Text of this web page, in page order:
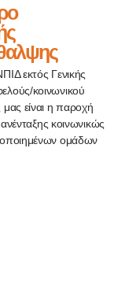
εκτός Γενικής
κοινωνικού
είναι η παροχή
κοινωνικώς
ομάδων